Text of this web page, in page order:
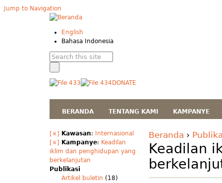
Jump to Navigation
English
Bahasa Indonesia
DONATE
BERANDA TENTANG KAMI KAMPANYE
[×] Kawasan:
Internasional
[×]
Kampanye: Keadilan
iklim dan penghidupan yang
berkelanjutan
Publikasi
Artikel buletin (18)
Beranda ›
Keadilan